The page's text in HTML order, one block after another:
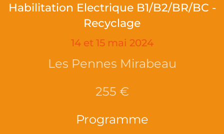
Habilitation Electrique B1/B2/BR/BC -
Recyclage
14 et 15 mai 2024
Les Pennes Mirabeau
255 €
Programme